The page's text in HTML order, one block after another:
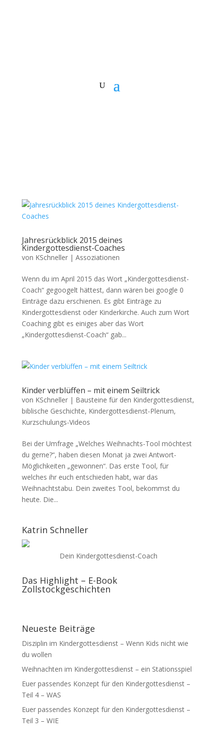
Jahresrückblick 2015 deines
Kindergottesdienst-Coaches
von KSchneller| Assoziationen
Wenn du im April 2015 das Wort „Kindergottesdienst-
Coach“ gegoogelt hättest, dann wären bei google 0
Einträge dazu erschienen. Es gibt Einträge zu
Kindergottesdienst oder Kinderkirche. Auch zum Wort
Coaching gibt es einiges aber das Wort
„Kindergottesdienst-Coach“ gab...
Kinder verblüffen – mit einem Seiltrick
von KSchneller| Bausteine für den Kindergottesdienst,
biblische Geschichte, Kindergottesdienst-Plenum,
Kurzschulungs-Videos
Bei der Umfrage „Welches Weihnachts-Tool möchtest
du gerne?“, haben diesen Monat ja zwei Antwort-
Möglichkeiten „gewonnen“. Das erste Tool, für
welches ihr euch entschieden habt, war das
Weihnachtstabu. Dein zweites Tool, bekommst du
heute. Die...
Katrin Schneller
Dein Kindergottesdienst-Coach
Das Highlight – E-Book
Zollstockgeschichten
Neueste Beiträge
Disziplin im Kindergottesdienst – Wenn Kids nicht wie
du wollen
Weihnachten im Kindergottesdienst – ein Stationsspiel
Euer passendes Konzept für den Kindergottesdienst –
Teil 4 – WAS
Euer passendes Konzept für den Kindergottesdienst –
Teil 3 – WIE